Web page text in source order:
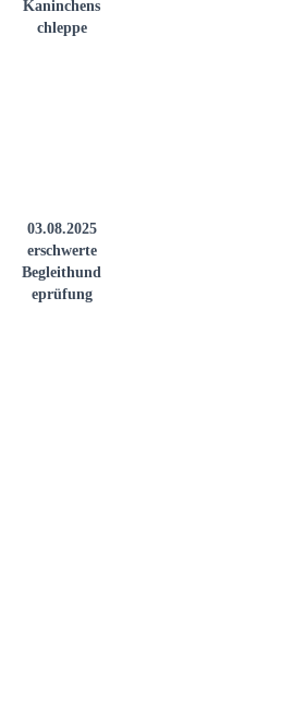
Kaninchens
chleppe
03.08.2025
erschwerte
Begleithund
eprüfung